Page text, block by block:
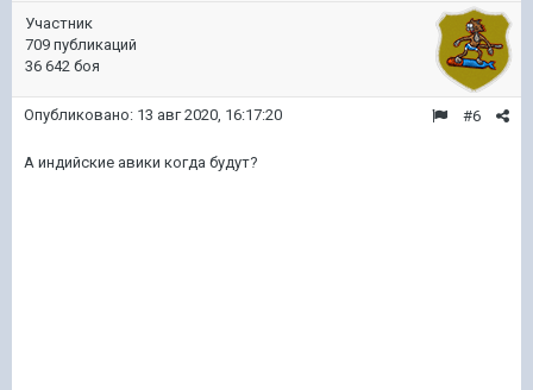
Участник
709 публикаций
36 642 боя
#6
Опубликовано: 13 авг 2020, 16:17:20
А индийские авики когда будут?